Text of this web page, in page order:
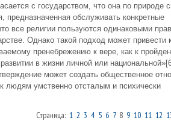
с государством, что она по природе
предназначенная обслуживать конкретные
все религии пользуются одинаковыми
Однако такой подход может привести
пренебрежению к вере, как к
в жизни личной или
может создать общественное
людям умственно отсталым и психически
Страница: 1 2 3 4 5 6 78 9 10 11 12